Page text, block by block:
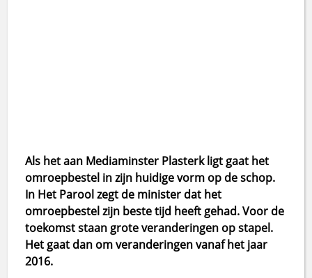
Als het aan Mediaminster Plasterk ligt gaat het
omroepbestel in zijn huidige vorm op de schop.
In Het Parool zegt de minister dat het
omroepbestel zijn beste tijd heeft gehad. Voor de
toekomst staan grote veranderingen op stapel.
Het gaat dan om veranderingen vanaf het jaar
2016.